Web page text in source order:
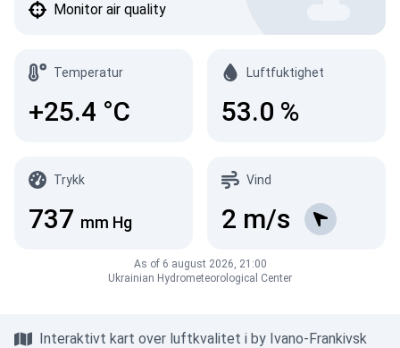
Monitor air quality
Temperatur
+25.4 °C
Luftfuktighet
53.0 %
Trykk
737 mm Hg
Vind
2 m/s
As of 6 august 2026, 21:00
Ukrainian Hydrometeorological Center
Interaktivt kart over luftkvalitet i by Ivano-Frankivsk